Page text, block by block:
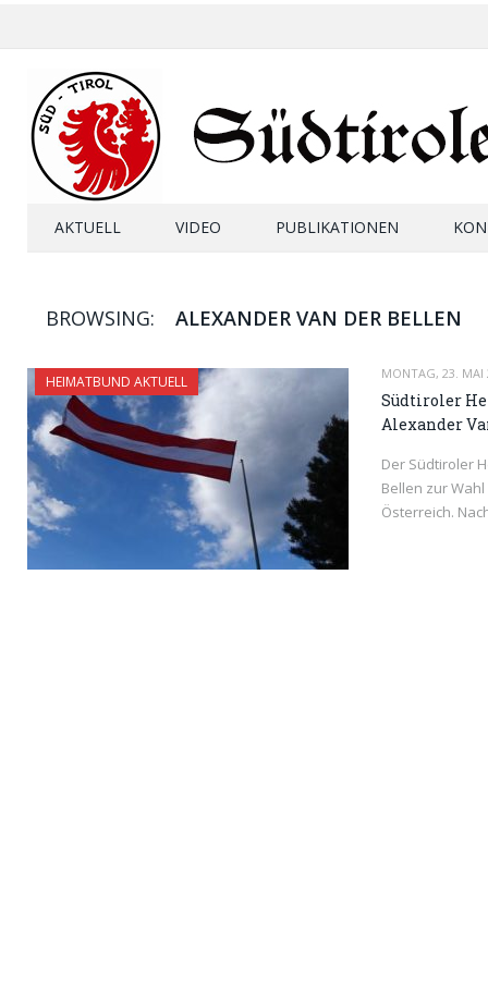
AKTUELL VIDEO PUBLIKATIONEN
BROWSING: ALEXANDER VAN DER BELLEN
HEIMATBUND AKTUELL MONTAG, 23. MAI
Südtiroler
Alexander
Der Südtiroler
Bellen zur
Österreich.